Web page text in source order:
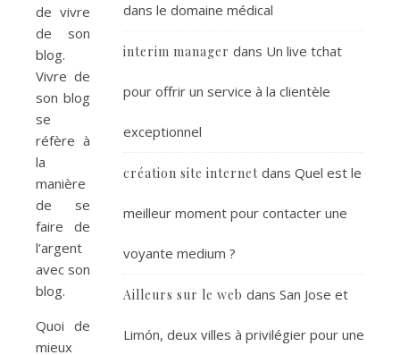
de vivre
de son
blog.
Vivre de
son blog
se
réfère à
la
manière
de se
faire de
l’argent
avec son
blog.
Quoi de
mieux
dans le domaine médical
interim manager dans Un live tchat
pour offrir un service à la clientèle
exceptionnel
création site internet dans Quel est le
meilleur moment pour contacter une
voyante medium ?
Ailleurs sur le web dans San Jose et
Limón, deux villes à privilégier pour une